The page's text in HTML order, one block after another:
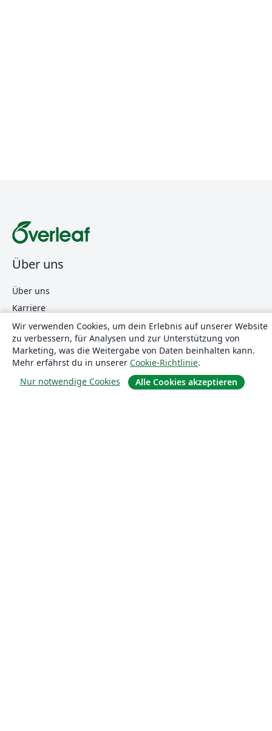
Über uns
Über uns
Karriere
Blog
Lösungen
Wir verwenden Cookies, um dein Erlebnis auf unserer Website
zu verbessern, für Analysen und zur Unterstützung von
Marketing, was die Weitergabe von Daten beinhalten kann.
Mehr erfährst du in unserer Cookie-Richtlinie.
Nur notwendige Cookies
Alle Cookies akzeptieren